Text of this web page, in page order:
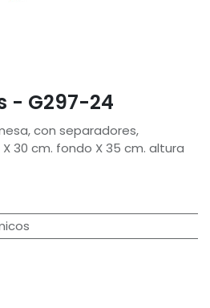
- G297-24
con separadores,
30 cm. fondo X 35 cm. altura